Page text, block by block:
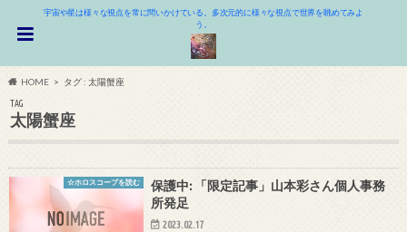
宇宙や星は様々な視点を常に問いかけている。多次元的に様々な視点で世界を眺めてみよ
う。
HOME タグ : 太陽蟹座
TAG
太陽蟹座
☆ホロスコープを読む
保護中: 「限定記事」山本彩さん個人事務
所発足
2023.02.17